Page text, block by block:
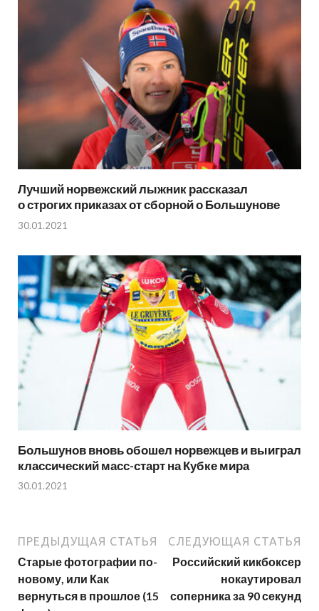
Лучший норвежский лыжник рассказал
о строгих приказах от сборной о Большунове
30.01.2021
Большунов вновь обошел норвежцев и выиграл
классический масс-старт на Кубке мира
30.01.2021
ПРЕДЫДУЩАЯ СТАТЬЯ
Старые фотографии по-
новому, или Как
вернуться в прошлое (15
СЛЕДУЮЩАЯ СТАТЬЯ
Российский кикбоксер
нокаутировал
соперника за 90 секунд